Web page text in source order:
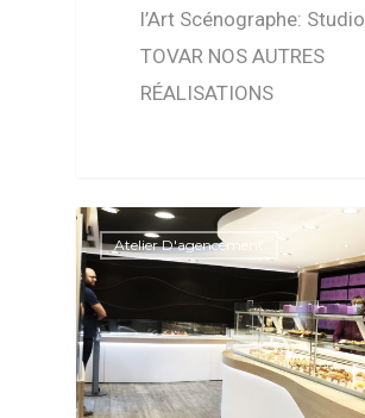
l’Art Scénographe: Studio
TOVAR NOS AUTRES
RÉALISATIONS
Atelier D'agencement